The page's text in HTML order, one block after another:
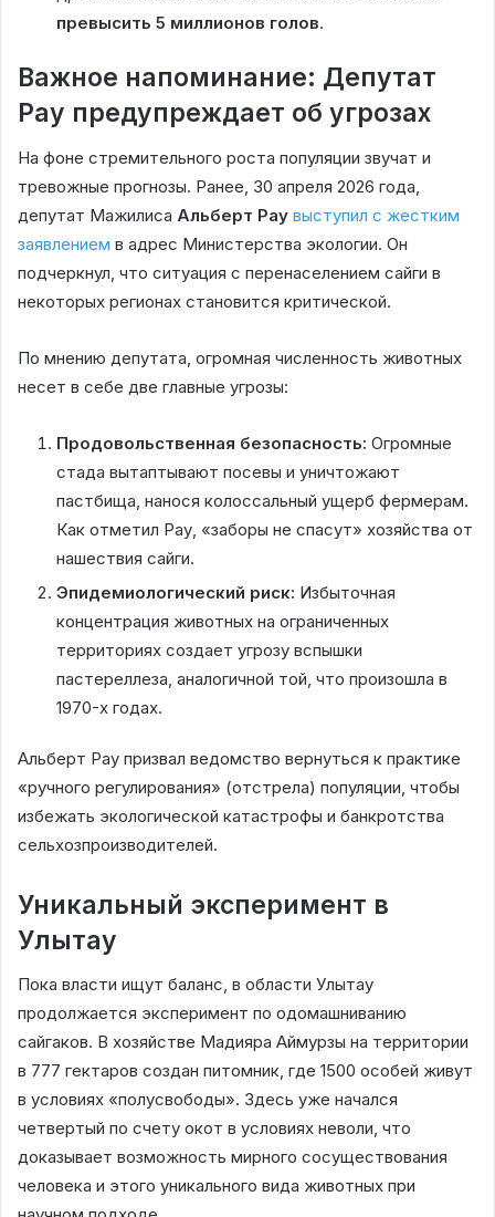
превысить 5 миллионов голов.
Важное напоминание: Депутат
Рау предупреждает об угрозах
На фоне стремительного роста популяции звучат и
тревожные прогнозы. Ранее, 30 апреля 2026 года,
депутат Мажилиса Альберт Рау выступил с жестким
заявлением в адрес Министерства экологии. Он
подчеркнул, что ситуация с перенаселением сайги в
некоторых регионах становится критической.
По мнению депутата, огромная численность животных
несет в себе две главные угрозы:
Продовольственная безопасность: Огромные
стада вытаптывают посевы и уничтожают
пастбища, нанося колоссальный ущерб фермерам.
Как отметил Рау, «заборы не спасут» хозяйства от
нашествия сайги.
Эпидемиологический риск: Избыточная
концентрация животных на ограниченных
территориях создает угрозу вспышки
пастереллеза, аналогичной той, что произошла в
1970-х годах.
Альберт Рау призвал ведомство вернуться к практике
«ручного регулирования» (отстрела) популяции, чтобы
избежать экологической катастрофы и банкротства
сельхозпроизводителей.
Уникальный эксперимент в
Улытау
Пока власти ищут баланс, в области Улытау
продолжается эксперимент по одомашниванию
сайгаков. В хозяйстве Мадияра Аймурзы на территории
в 777 гектаров создан питомник, где 1500 особей живут
в условиях «полусвободы». Здесь уже начался
четвертый по счету окот в условиях неволи, что
доказывает возможность мирного сосуществования
человека и этого уникального вида животных при